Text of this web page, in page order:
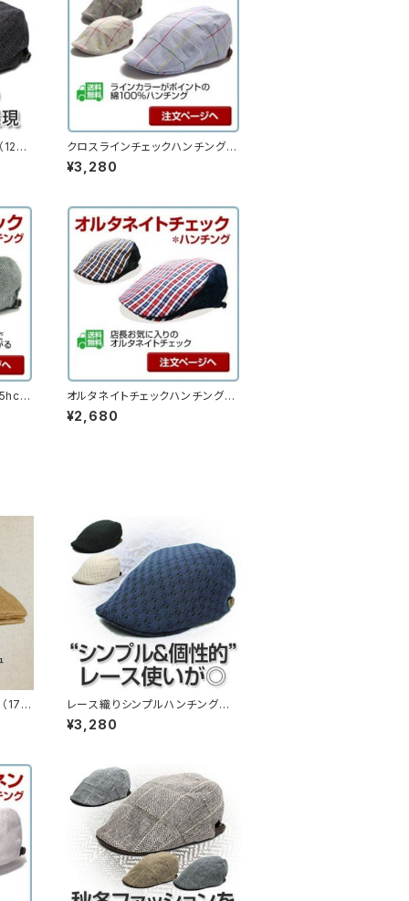
クロスラインチェックハンチング
（14hc-ss07）
¥3,280
s
オルタネイトチェックハンチング
（16hc-ss02）
¥2,680
17h
レース織りシンプルハンチング
（13hc-ss02）
¥3,280